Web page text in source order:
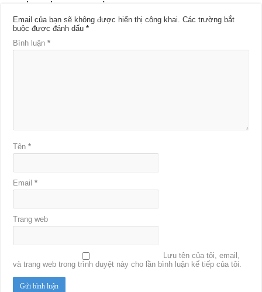
Email của bạn sẽ không được hiển thị công khai. Các trường bắt
buộc được đánh dấu*
Bình luận*
Tên*
Email*
Trang web
Lưu tên của tôi, email,
và trang web trong trình duyệt này cho lần bình luận kế tiếp của tôi.